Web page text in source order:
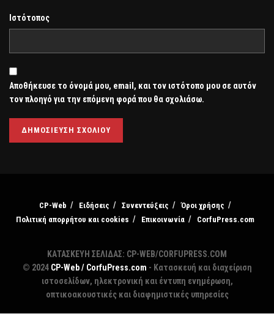
Ιστότοπος
Αποθήκευσε το όνομά μου, email, και τον ιστότοπο μου σε αυτόν
τον πλοηγό για την επόμενη φορά που θα σχολιάσω.
CP-Web Ειδήσεις Συνεντεύξεις
Όροι χρήσης
Πολιτική απορρήτου και cookies
Επικοινωνία CorfuPress.com
ΚΑΤΑΣΚΕΥΗ ΣΕΛΙΔΑΣ: CP-WEB/CORFUPRESS.COM
© 2024 CP-Web / CorfuPress.com - Κατασκευή και διαχείριση
ιστοσελίδων, ηλεκτρονική και έντυπη ενημέρωση,
οπτικοακουστικές και διαφημιστικές υπηρεσίες